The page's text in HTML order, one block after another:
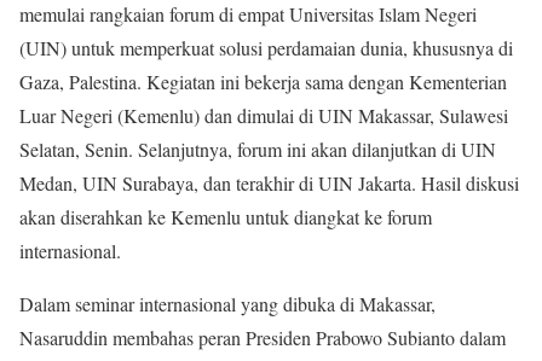
memulai rangkaian forum di empat Universitas Islam Negeri
(UIN) untuk memperkuat solusi perdamaian dunia, khususnya di
Gaza, Palestina. Kegiatan ini bekerja sama dengan Kementerian
Luar Negeri (Kemenlu) dan dimulai di UIN Makassar, Sulawesi
Selatan, Senin. Selanjutnya, forum ini akan dilanjutkan di UIN
Medan, UIN Surabaya, dan terakhir di UIN Jakarta. Hasil diskusi
akan diserahkan ke Kemenlu untuk diangkat ke forum
internasional.
Dalam seminar internasional yang dibuka di Makassar,
Nasaruddin membahas peran Presiden Prabowo Subianto dalam